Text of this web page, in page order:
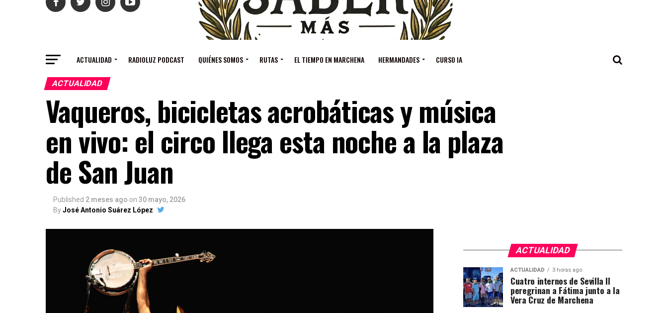
ACTUALIDAD RADIOLUZ PODCAST QUIÉNES SOMOS RUTAS EL TIEMPO EN MARCHENA HERMANDADES CURSO IA
ACTUALIDAD
Vaqueros, bicicletas acrobáticas y música
en vivo: el circo llega esta noche a la plaza
de San Juan
Published 2 meses ago on 30 mayo, 2026
ByJosé Antonio Suárez López
ACTUALIDAD
ACTUALIDAD 3 horas ago
Cuatro internos de Sevilla II
peregrinan a Fátima junto a la
Vera Cruz de Marchena